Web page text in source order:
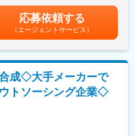
自動車、航空宇宙等、幅広い
いシェアを獲得している製品
依存度が少ないことや、ニッ
ていることから、景気や業界
業が叶います。
、超微量金属分析など各分
特徴的です。また同社HP上
やレポートにも力を入れて
の事業会社で構成され、土木
ンクリート輸送（ミキサー
、マテリアル、飲食などの事
動あり賃金はあくまでも目
する可能性があります。月給
応募依頼する
（エージェントサービス）
成◇大手メーカーで
トソーシング企業◇